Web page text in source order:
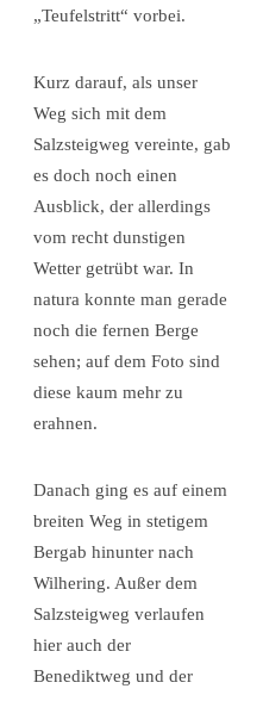
„Teufelstritt“ vorbei.
Kurz darauf, als unser
Weg sich mit dem
Salzsteigweg vereinte, gab
es doch noch einen
Ausblick, der allerdings
vom recht dunstigen
Wetter getrübt war. In
natura konnte man gerade
noch die fernen Berge
sehen; auf dem Foto sind
diese kaum mehr zu
erahnen.
Danach ging es auf einem
breiten Weg in stetigem
Bergab hinunter nach
Wilhering. Außer dem
Salzsteigweg verlaufen
hier auch der
Benediktweg und der